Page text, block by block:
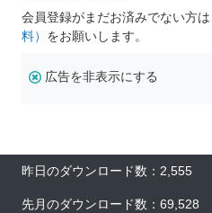
会員登録がまだお済みでない方は
料） をお願いします。
広告を非表示にする
昨日のダウンロード数：2,555
先月のダウンロード数：69,528